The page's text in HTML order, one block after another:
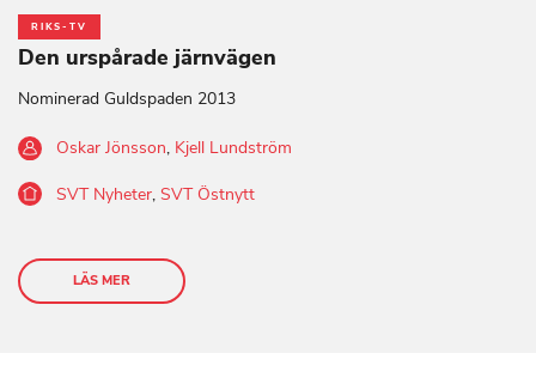
RIKS-TV
Den urspårade järnvägen
Nominerad Guldspaden 2013
Oskar Jönsson, Kjell Lundström
SVT Nyheter,SVT Östnytt
LÄS MER